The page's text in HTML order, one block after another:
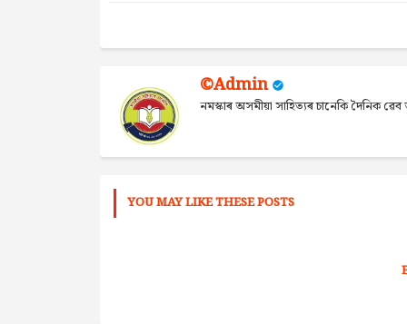
©Admin
নমস্কাৰ অসমীয়া সাহিত্যৰ চানেকি দৈনিক
YOU MAY LIKE THESE POSTS